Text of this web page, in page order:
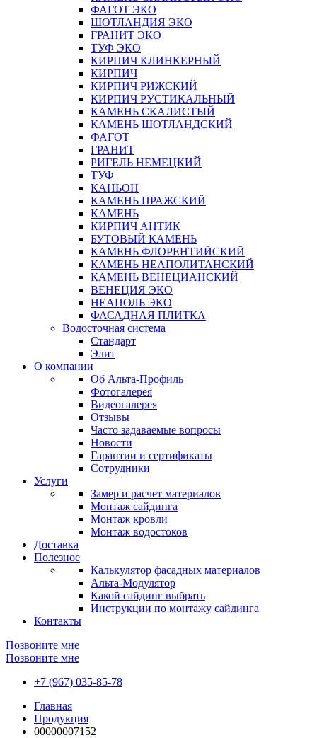
ФАГОТ ЭКО
ШОТЛАНДИЯ ЭКО
ГРАНИТ ЭКО
ТУФ ЭКО
КИРПИЧ КЛИНКЕРНЫЙ
КИРПИЧ
КИРПИЧ РИЖСКИЙ
КИРПИЧ РУСТИКАЛЬНЫЙ
КАМЕНЬ СКАЛИСТЫЙ
КАМЕНЬ ШОТЛАНДСКИЙ
ФАГОТ
ГРАНИТ
РИГЕЛЬ НЕМЕЦКИЙ
ТУФ
КАНЬОН
КАМЕНЬ ПРАЖСКИЙ
КАМЕНЬ
КИРПИЧ АНТИК
БУТОВЫЙ КАМЕНЬ
КАМЕНЬ ФЛОРЕНТИЙСКИЙ
КАМЕНЬ НЕАПОЛИТАНСКИЙ
КАМЕНЬ ВЕНЕЦИАНСКИЙ
ВЕНЕЦИЯ ЭКО
НЕАПОЛЬ ЭКО
ФАСАДНАЯ ПЛИТКА
Водосточная система
Стандарт
Элит
О компании
Об Альта-Профиль
Фотогалерея
Видеогалерея
Отзывы
Часто задаваемые вопросы
Новости
Гарантии и сертификаты
Сотрудники
Услуги
Замер и расчет материалов
Монтаж сайдинга
Монтаж кровли
Монтаж водостоков
Доставка
Полезное
Калькулятор фасадных материалов
Альта-Модулятор
Какой сайдинг выбрать
Инструкции по монтажу сайдинга
Контакты
Позвоните мне
Позвоните мне
+7 (967) 035-85-78
Главная
Продукция
00000007152